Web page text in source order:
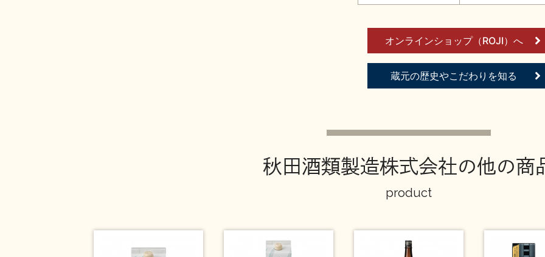
オンラインショップ（ROJI）へ
蔵元の歴史やこだわりを知る
秋田酒類製造株式会社の他の商
product